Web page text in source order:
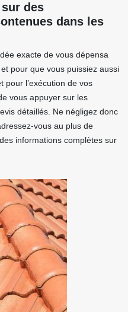
des
dans les
exacte de vous dépensa
pour que vous puissiez aussi
pour l’exécution de vos
vous appuyer sur les
détaillés. Ne négligez donc
vous au plus de
informations complètes sur